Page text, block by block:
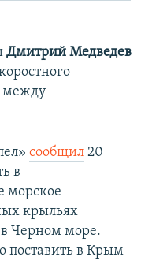
Дмитрий Медведев
между
сообщил 20
в
морское
крыльях
Черном море.
поставить в Крым